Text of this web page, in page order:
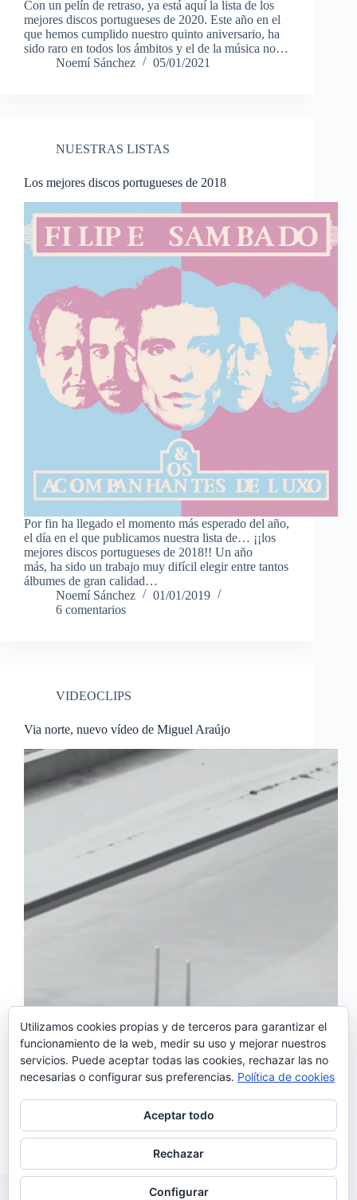
Con un pelín de retraso, ya está aquí la lista de los
mejores discos portugueses de 2020. Este año en el
que hemos cumplido nuestro quinto aniversario, ha
sido raro en todos los ámbitos y el de la música no…
Noemí Sánchez
05/01/2021
NUESTRAS LISTAS
Los mejores discos portugueses de 2018
Por fin ha llegado el momento más esperado del año,
el día en el que publicamos nuestra lista de… ¡¡los
mejores discos portugueses de 2018!! Un año
más, ha sido un trabajo muy difícil elegir entre tantos
álbumes de gran calidad…
Noemí Sánchez
01/01/2019
6 comentarios
VIDEOCLIPS
Via norte, nuevo vídeo de Miguel Araújo
Miguel Araújo estrena vídeo para su nuevo sencillo,
‘Via Norte’, un tema lleno de melancolía extraído de
su último trabajo, el maravilloso «Giesta», uno de
nuestros discos favoritos de 2017. Realizado por
Paulo Bico, el videoclip de ‘Via Norte’, acompaña…
Noemí Sánchez
22/01/2018
Utilizamos cookies propias y de terceros para garantizar el
funcionamiento de la web, medir su uso y mejorar nuestros
servicios. Puede aceptar todas las cookies, rechazar las no
necesarias o configurar sus preferencias. Política de cookies
Aceptar todo
Rechazar
Configurar